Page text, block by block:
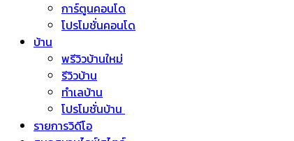
การ์ตูนคอนโด
โปรโมชั่นคอนโด
บ้าน
พรีวิวบ้านใหม่
รีวิวบ้าน
ทำเลบ้าน
โปรโมชั่นบ้าน
รายการวิดีโอ